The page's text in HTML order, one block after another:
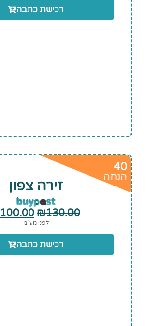
רכישת כתבה
40
הנחה
זירה צפון
₪130.00
100.00
לפני מע”מ
רכישת כתבה